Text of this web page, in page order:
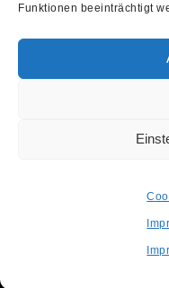
Funktionen beeinträchtigt
RSD IN
COURTING
concert" Ausgabe